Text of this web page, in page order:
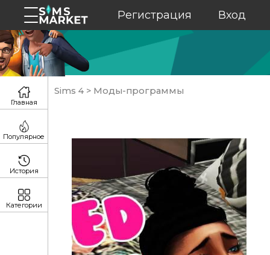
Регистрация Вход
Sims 4 > Моды-программы
Главная
Популярное
История
Категории